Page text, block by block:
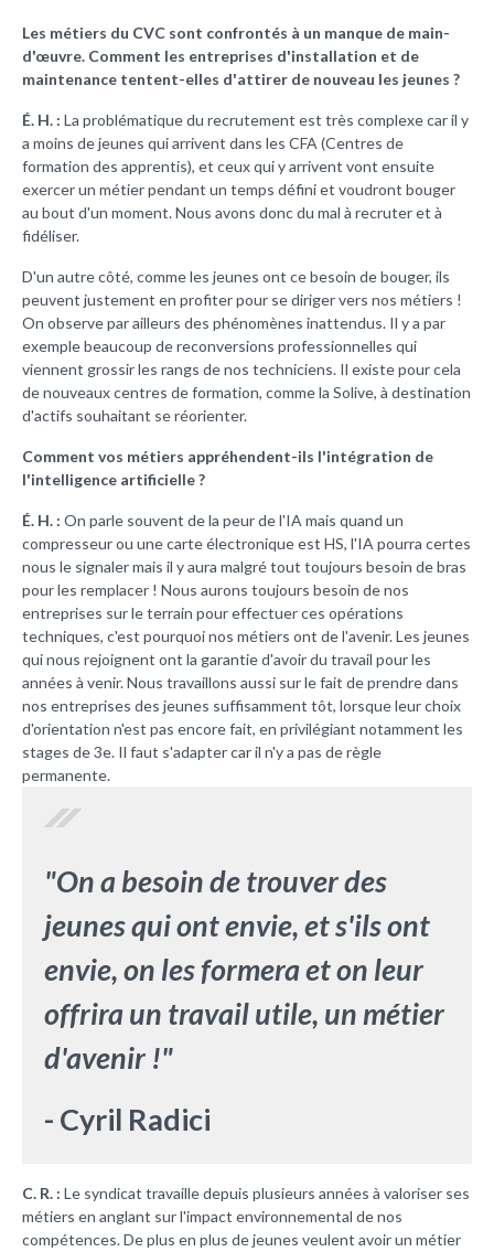
Les métiers du CVC sont confrontés à un manque de main-
d'œuvre. Comment les entreprises d'installation et de
maintenance tentent-elles d'attirer de nouveau les jeunes ?
É. H. : La problématique du recrutement est très complexe car il y
a moins de jeunes qui arrivent dans les CFA (Centres de
formation des apprentis), et ceux qui y arrivent vont ensuite
exercer un métier pendant un temps défini et voudront bouger
au bout d'un moment. Nous avons donc du mal à recruter et à
fidéliser.
D'un autre côté, comme les jeunes ont ce besoin de bouger, ils
peuvent justement en profiter pour se diriger vers nos métiers !
On observe par ailleurs des phénomènes inattendus. Il y a par
exemple beaucoup de reconversions professionnelles qui
viennent grossir les rangs de nos techniciens. Il existe pour cela
de nouveaux centres de formation, comme la Solive, à destination
d'actifs souhaitant se réorienter.
Comment vos métiers appréhendent-ils l'intégration de
l'intelligence artificielle ?
É. H. : On parle souvent de la peur de l'IA mais quand un
compresseur ou une carte électronique est HS, l'IA pourra certes
nous le signaler mais il y aura malgré tout toujours besoin de bras
pour les remplacer ! Nous aurons toujours besoin de nos
entreprises sur le terrain pour effectuer ces opérations
techniques, c'est pourquoi nos métiers ont de l'avenir. Les jeunes
qui nous rejoignent ont la garantie d'avoir du travail pour les
années à venir. Nous travaillons aussi sur le fait de prendre dans
nos entreprises des jeunes suffisamment tôt, lorsque leur choix
d'orientation n'est pas encore fait, en privilégiant notamment les
stages de 3e. Il faut s'adapter car il n'y a pas de règle
permanente.
"On a besoin de trouver des
jeunes qui ont envie, et s'ils ont
envie, on les formera et on leur
offrira un travail utile, un métier
d'avenir !"
- Cyril Radici
C. R. : Le syndicat travaille depuis plusieurs années à valoriser ses
métiers en anglant sur l'impact environnemental de nos
compétences. De plus en plus de jeunes veulent avoir un métier